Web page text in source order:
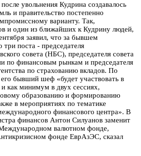
увольнения Кудрина создавалось
и правительство постепенно
варианту. Так,
и один из ближайших к Кудрину людей,
заявил, что за бывшем
поста - председателя
совета (НБС), председателя совета
по финансовым рынкам и председателя
по страхованию вкладов. По
бывший шеф «будет участвовать в
как минимум в двух сессиях,
образованию и формированию
в мероприятиях по тематике
финансового центра». В
финансов Антон Силуанов заменит
валютном фонде,
фонде ЕврАзЭС, сказал